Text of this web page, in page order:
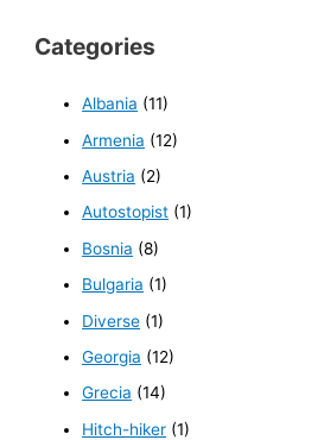
Categories
Albania (11)
Armenia (12)
Austria (2)
Autostopist (1)
Bosnia (8)
Bulgaria (1)
Diverse (1)
Georgia (12)
Grecia (14)
Hitch-hiker (1)